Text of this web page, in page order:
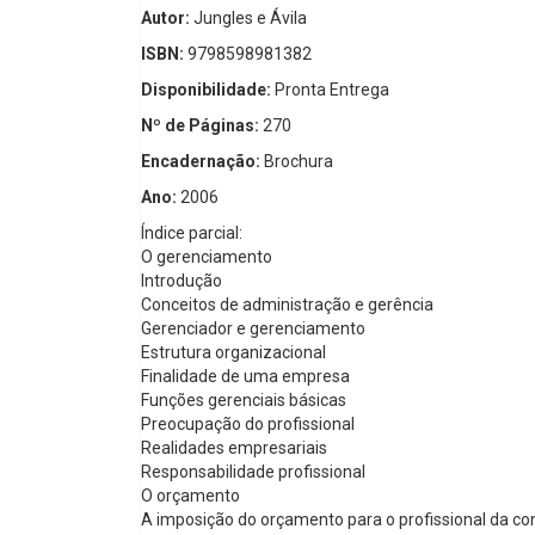
Autor: Jungles e Ávila
ISBN: 9798598981382
Disponibilidade: Pronta Entrega
Nº de Páginas: 270
Encadernação: Brochura
Ano: 2006
Índice parcial:
O gerenciamento
Introdução
Conceitos de administração e gerência
Gerenciador e gerenciamento
Estrutura organizacional
Finalidade de uma empresa
Funções gerenciais básicas
Preocupação do profissional
Realidades empresariais
Responsabilidade profissional
O orçamento
A imposição do orçamento para o profissional da